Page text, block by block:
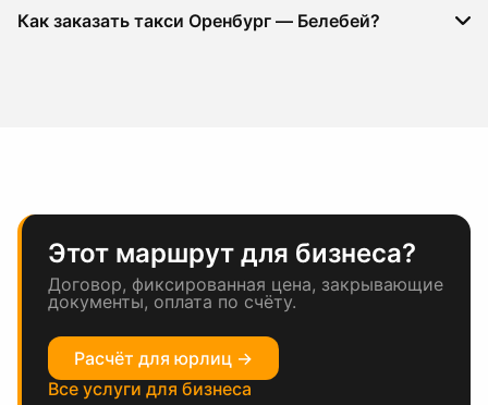
Как заказать такси Оренбург — Белебей?
Этот маршрут для бизнеса?
Договор, фиксированная цена, закрывающие
документы, оплата по счёту.
Расчёт для юрлиц →
Все услуги для бизнеса